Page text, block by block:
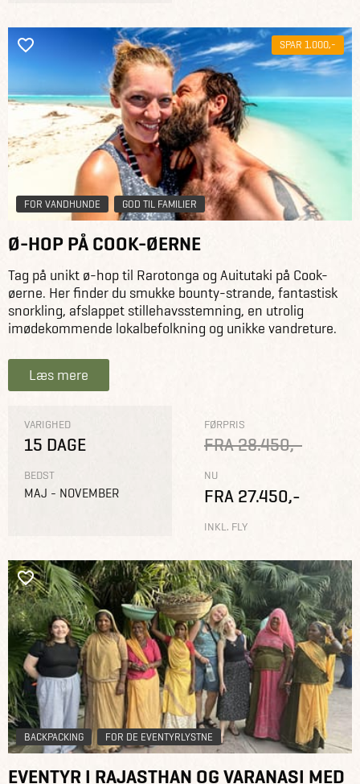
SPAR 1.000,-
FOR VANDHUNDE GOD TIL FAMILIER
Ø-HOP PÅ COOK-ØERNE
Tag på unikt ø-hop til Rarotonga og Auitutaki på Cook-
øerne. Her finder du smukke bounty-strande, fantastisk
snorkling, afslappet stillehavsstemning, en utrolig
imødekommende lokalbefolkning og unikke vandreture.
Læs mere
VARIGHED
15 DAGE
BEDST
MAJ - NOVEMBER
FØRPRIS
FRA 28.450,-
NU
FRA 27.450,-
INKL. FLY
BACKPACKING FOR DE EVENTYRLYSTNE
EVENTYR I RAJASTHAN OG VARANASI MED